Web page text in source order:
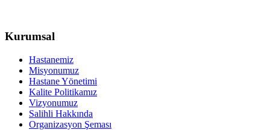
Kurumsal
Hastanemiz
Misyonumuz
Hastane Yönetimi
Kalite Politikamız
Vizyonumuz
Salihli Hakkında
Organizasyon Şeması